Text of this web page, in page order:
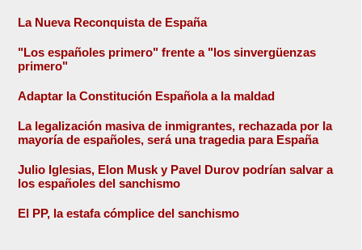
La Nueva Reconquista de España
"Los españoles primero" frente a "los sinvergüenzas
primero"
Adaptar la Constitución Española a la maldad
La legalización masiva de inmigrantes, rechazada por la
mayoría de españoles, será una tragedia para España
Julio Iglesias, Elon Musk y Pavel Durov podrían salvar a
los españoles del sanchismo
El PP, la estafa cómplice del sanchismo